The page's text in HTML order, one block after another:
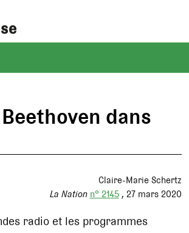
Beethoven dans
Claire-Marie Schertz
La Nation n° 2145 27 mars 2020
radio et les programmes